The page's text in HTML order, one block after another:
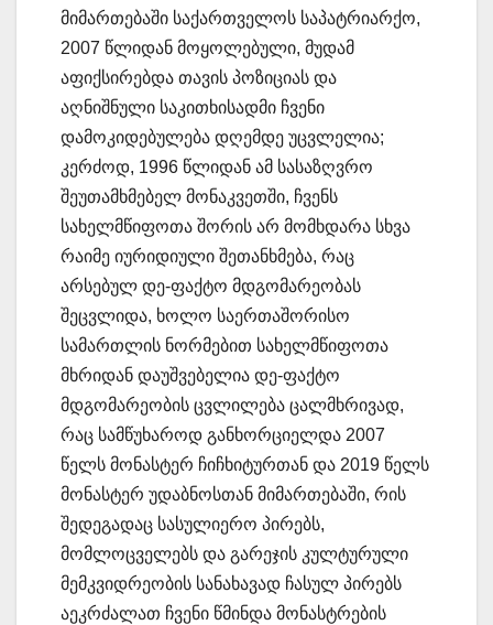
მიმართებაში საქართველოს საპატრიარქო,
2007 წლიდან მოყოლებული, მუდამ
აფიქსირებდა თავის პოზიციას და
აღნიშნული საკითხისადმი ჩვენი
დამოკიდებულება დღემდე უცვლელია;
კერძოდ, 1996 წლიდან ამ სასაზღვრო
შეუთამხმებელ მონაკვეთში, ჩვენს
სახელმწიფოთა შორის არ მომხდარა სხვა
რაიმე იურიდიული შეთანხმება, რაც
არსებულ დე-ფაქტო მდგომარეობას
შეცვლიდა, ხოლო საერთაშორისო
სამართლის ნორმებით სახელმწიფოთა
მხრიდან დაუშვებელია დე-ფაქტო
მდგომარეობის ცვლილება ცალმხრივად,
რაც სამწუხაროდ განხორციელდა 2007
წელს მონასტერ ჩიჩხიტურთან და 2019 წელს
მონასტერ უდაბნოსთან მიმართებაში, რის
შედეგადაც სასულიერო პირებს,
მომლოცველებს და გარეჯის კულტურული
მემკვიდრეობის სანახავად ჩასულ პირებს
აეკრძალათ ჩვენი წმინდა მონასტრების